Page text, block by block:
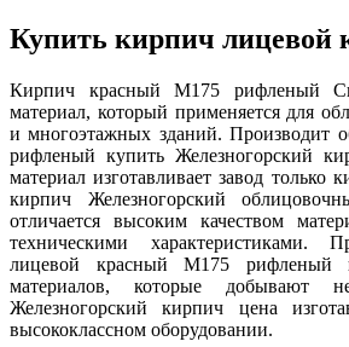
Купить кирпич лицевой
Кирпич красный М175 рифленый
материал, который применяется для
и многоэтажных зданий. Производит
рифленый купить Железногорский
материал изготавливает завод только
кирпич Железногорский
отличается высоким качеством
техническими характеристиками.
лицевой красный М175 рифленый
материалов, которые добывают
Железногорский кирпич цена
высококлассном оборудовании.